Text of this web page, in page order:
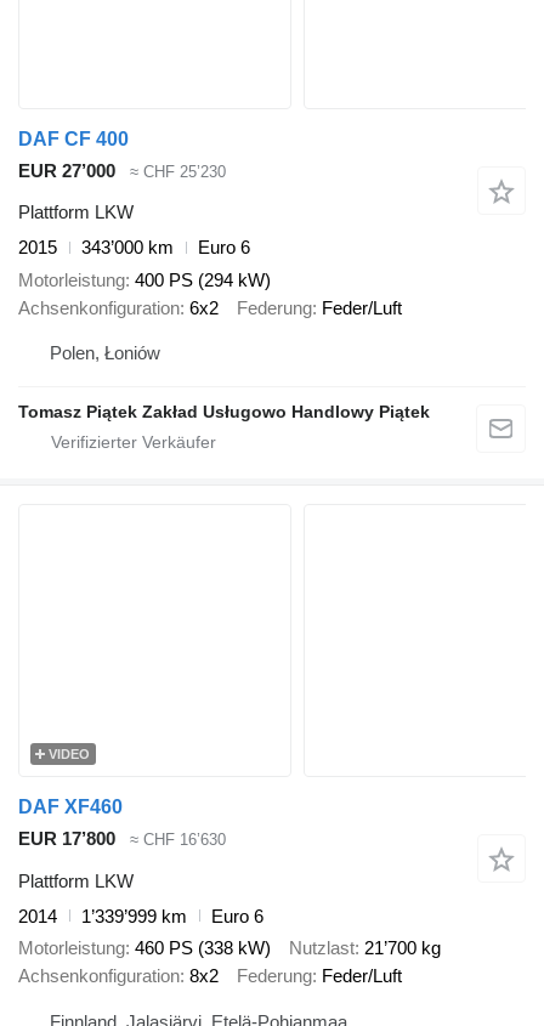
DAF CF 400
EUR 27’000
≈ CHF 25’230
Plattform LKW
2015
343’000 km
Euro 6
Motorleistung 400 PS (294 kW)
Achsenkonfiguration 6x2 Federung Feder/Luft
Polen, Łoniów
Tomasz Piątek Zakład Usługowo Handlowy Piątek
VIDEO
DAF XF460
EUR 17’800
≈ CHF 16’630
Plattform LKW
2014
1’339’999 km
Euro 6
Motorleistung 460 PS (338 kW) Nutzlast 21’700 kg
Achsenkonfiguration 8x2 Federung Feder/Luft
Finnland, Jalasjärvi, Etelä-Pohjanmaa